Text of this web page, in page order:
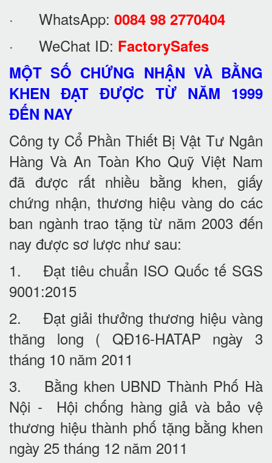
· WhatsApp: 0084 98 2770404
· WeChat ID: FactorySafes
MỘT SỐ CHỨNG NHẬN VÀ BẰNG
KHEN ĐẠT ĐƯỢC TỪ NĂM 1999
ĐẾN NAY
Công ty Cổ Phần Thiết Bị Vật Tư Ngân
Hàng Và An Toàn Kho Quỹ Việt Nam
đã được rất nhiều bằng khen, giấy
chứng nhận, thương hiệu vàng do các
ban ngành trao tặng từ năm 2003 đến
nay được sơ lược như sau:
1. Đạt tiêu chuẩn ISO Quốc tế SGS
9001:2015
2. Đạt giải thưởng thương hiệu vàng
thăng long ( QĐ16-HATAP ngày 3
tháng 10 năm 2011
3. Bằng khen UBND Thành Phố Hà
Nội - Hội chống hàng giả và bảo vệ
thương hiệu thành phố tặng bằng khen
ngày 25 tháng 12 năm 2011